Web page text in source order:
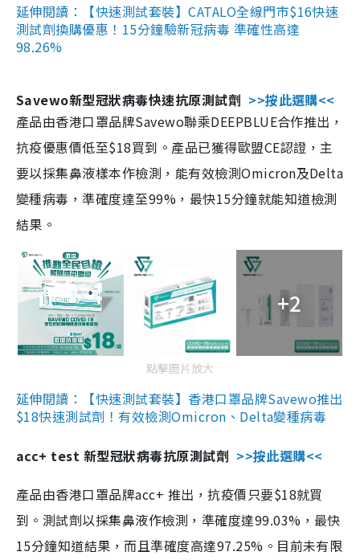
延伸閱讀：【快速測試套裝】CATALO全線門市$16快速
測試劑換購優惠！15分鐘驗新冠病毒 準確性高達
98.26%
Savewo新型冠狀病毒快速抗原測試劑 >>按此選購<<
產品由香港口罩品牌Savewo聯乘DEEPBLUE合作推出，
抗疫優惠價低至$18買到。產品已獲得歐盟CE認證，主
要以採集鼻液樣本作檢測，能有效檢測Omicron及Delta
變種病毒，準確度達至99%，最快15分鐘就能知道檢測
結果。
+2
點擊圖片放大
延伸閱讀：【快速測試套裝】香港口罩品牌Savewo推出
$18快速測試劑！有效檢測Omicron、Delta變種病毒
acc+ test 新型冠狀病毒抗原測試劑 >>按此選購<<
產品由香港口罩品牌acc+ 推出，抗疫價只要$18就買
到。測試劑以採集鼻液作檢測，準確度達99.03%，最快
15分鐘知道結果，而且準確度高達97.25%。目前未有限